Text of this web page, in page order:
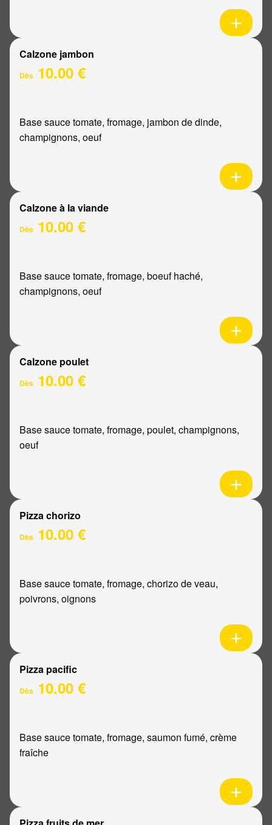
Calzone jambon
Dès 10.00 €
Base sauce tomate, fromage, jambon de dinde,
champignons, oeuf
Calzone à la viande
Dès 10.00 €
Base sauce tomate, fromage, boeuf haché,
champignons, oeuf
Calzone poulet
Dès 10.00 €
Base sauce tomate, fromage, poulet, champignons,
oeuf
Pizza chorizo
Dès 10.00 €
Base sauce tomate, fromage, chorizo de veau,
poivrons, oignons
Pizza pacific
Dès 10.00 €
Base sauce tomate, fromage, saumon fumé, crème
fraîche